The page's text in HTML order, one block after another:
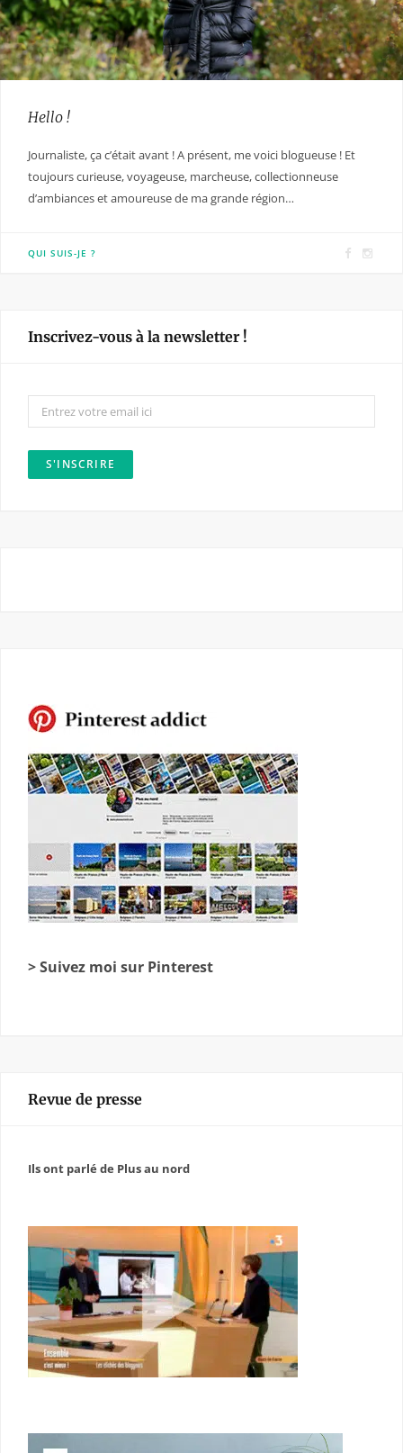
Hello !
Journaliste, ça c’était avant ! A présent, me voici blogueuse ! Et
toujours curieuse, voyageuse, marcheuse, collectionneuse
d’ambiances et amoureuse de ma grande région…
QUI SUIS-JE ?
o
I
r
Inscrivez-vous à la newsletter !
> Suivez moi sur Pinterest
Revue de presse
Ils ont parlé de Plus au nord